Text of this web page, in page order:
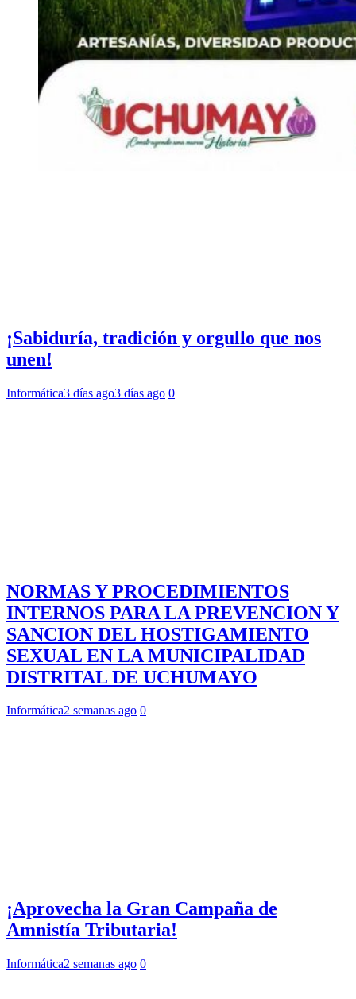
¡Sabiduría, tradición y orgullo que nos
unen!
Informática3 días ago3 días ago 0
NORMAS Y PROCEDIMIENTOS
INTERNOS PARA LA PREVENCION Y
SANCION DEL HOSTIGAMIENTO
SEXUAL EN LA MUNICIPALIDAD
DISTRITAL DE UCHUMAYO
Informática2 semanas ago 0
¡Aprovecha la Gran Campaña de
Amnistía Tributaria!
Informática2 semanas ago 0